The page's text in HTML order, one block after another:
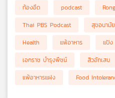
ท้องอืด
podcast
Thai PBS Podcast
สุขอนามัย
Health
แพ้อาหาร แป้ง
เอกราช บำรุงพืชน์
สิวอักเสบ
แพ้อาหารแฝง
Food